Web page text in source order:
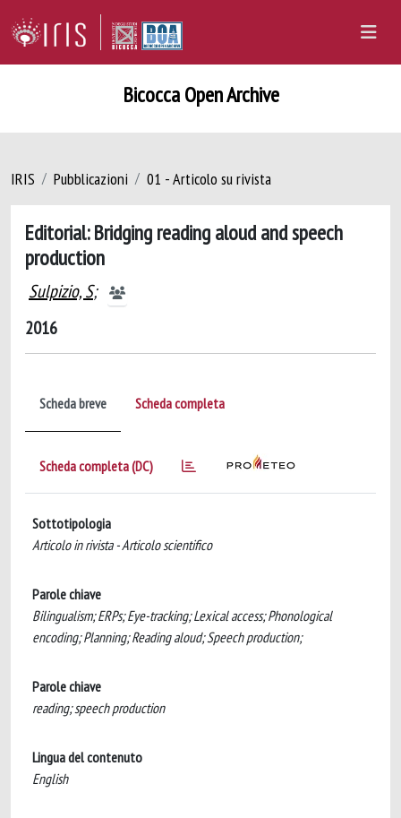
Bicocca Open Archive
IRIS Pubblicazioni 01 - Articolo su rivista
Editorial: Bridging reading aloud and speech
production
Sulpizio, S;
2016
Scheda breve Scheda completa
Scheda completa (DC)
Sottotipologia
Articolo in rivista - Articolo scientifico
Parole chiave
Bilingualism; ERPs; Eye-tracking; Lexical access; Phonological
encoding; Planning; Reading aloud; Speech production;
Parole chiave
reading; speech production
Lingua del contenuto
English